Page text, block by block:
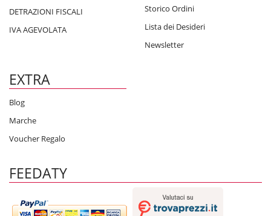
DETRAZIONI FISCALI
IVA AGEVOLATA
Storico Ordini
Lista dei Desideri
Newsletter
EXTRA
Blog
Marche
Voucher Regalo
FEEDATY